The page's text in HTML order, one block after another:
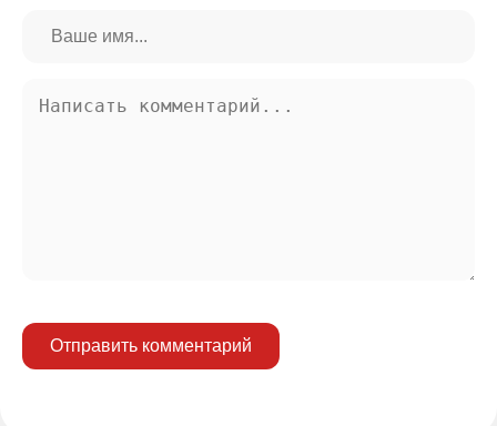
Отправить комментарий